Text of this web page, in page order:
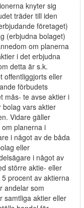
knyter sig
träder till iden
företaget)
(erbjudna bolaget)
om planerna
i det erbjudna
detta är s.k.
offentliggjorts eller
förbudets
mås- te avse aktier i
bolag vars aktier
Vidare gäller
planerna i
i något av de båda
eller
i något av
större aktie- eller
procent av aktierna
andelar som
samtliga aktier eller